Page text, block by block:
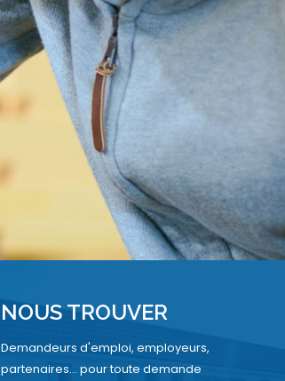
NOUS TROUVER
Demandeurs d'emploi, employeurs,
partenaires... pour toute demande